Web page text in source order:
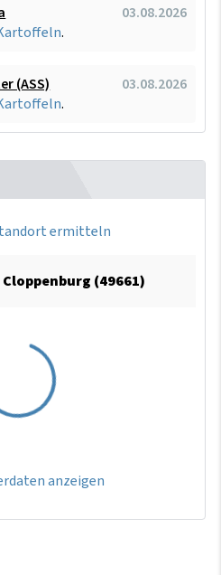
03.08.2026
.
(ASS)
03.08.2026
.
ermitteln
Cloppenburg (49661)
anzeigen